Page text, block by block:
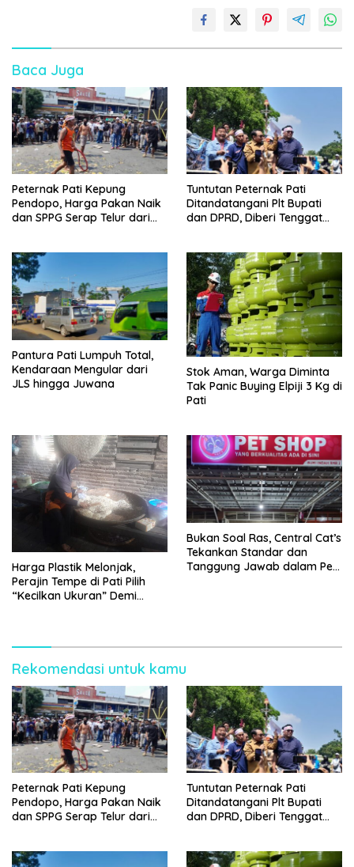
Baca Juga
Peternak Pati Kepung
Pendopo, Harga Pakan Naik
dan SPPG Serap Telur dari
Tuntutan Peternak Pati
Ditandatangani Plt Bupati
dan DPRD, Diberi Tenggat
Pantura Pati Lumpuh Total,
Kendaraan Mengular dari
JLS hingga Juwana
Stok Aman, Warga Diminta
Tak Panic Buying Elpiji 3 Kg di
Pati
Harga Plastik Melonjak,
Perajin Tempe di Pati Pilih
“Kecilkan Ukuran” Demi
Bukan Soal Ras, Central Cat’s
Tekankan Standar dan
Tanggung Jawab dalam Pet
Rekomendasi untuk kamu
Peternak Pati Kepung
Pendopo, Harga Pakan Naik
dan SPPG Serap Telur dari
Tuntutan Peternak Pati
Ditandatangani Plt Bupati
dan DPRD, Diberi Tenggat